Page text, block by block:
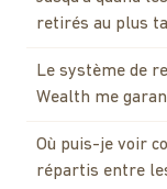
retirés au plus
Le système de
Wealth me
Où puis-je voir
répartis entre